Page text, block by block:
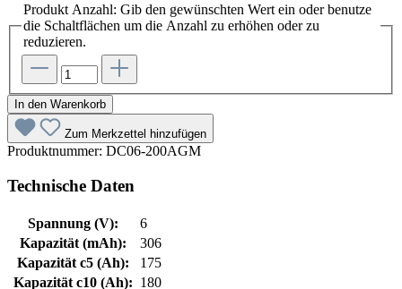
Produkt Anzahl: Gib den gewünschten Wert ein oder benutze
die Schaltflächen um die Anzahl zu erhöhen oder zu
reduzieren.
In den Warenkorb
Zum Merkzettel hinzufügen
Produktnummer: DC06-200AGM
Technische Daten
Spannung (V):
6
Kapazität (mAh):
306
Kapazität c5 (Ah):
175
Kapazität c10 (Ah): 180